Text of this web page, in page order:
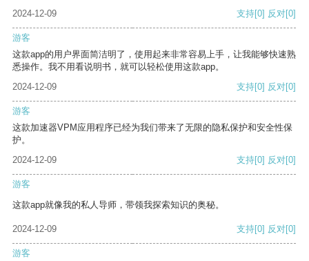
2024-12-09 支持[0] 反对[0]
游客
这款app的用户界面简洁明了，使用起来非常容易上手，让我能够快速熟
悉操作。我不用看说明书，就可以轻松使用这款app。
2024-12-09
支持[0] 反对[0]
游客
这款加速器VPM应用程序已经为我们带来了无限的隐私保护和安全性保
护。
2024-12-09
支持[0] 反对[0]
游客
这款app就像我的私人导师，带领我探索知识的奥秘。
2024-12-09 支持[0] 反对[0]
游客